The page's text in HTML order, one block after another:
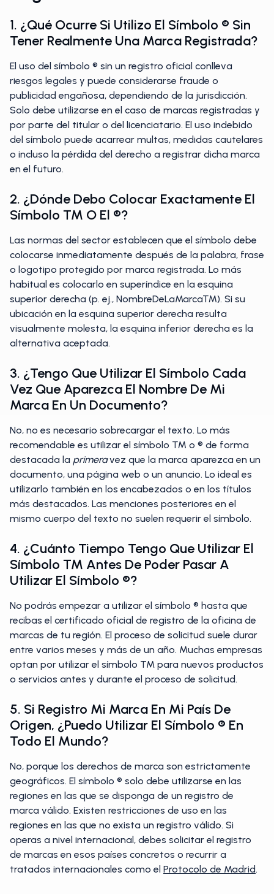
1. ¿Qué Ocurre Si Utilizo El Símbolo ® Sin
Tener Realmente Una Marca Registrada?
El uso del símbolo ® sin un registro oficial conlleva
riesgos legales y puede considerarse fraude o
publicidad engañosa, dependiendo de la jurisdicción.
Solo debe utilizarse en el caso de marcas registradas y
por parte del titular o del licenciatario. El uso indebido
del símbolo puede acarrear multas, medidas cautelares
o incluso la pérdida del derecho a registrar dicha marca
en el futuro.
2. ¿Dónde Debo Colocar Exactamente El
Símbolo ™ O El ®?
Las normas del sector establecen que el símbolo debe
colocarse inmediatamente después de la palabra, frase
o logotipo protegido por marca registrada. Lo más
habitual es colocarlo en superíndice en la esquina
superior derecha (p. ej., NombreDeLaMarca™). Si su
ubicación en la esquina superior derecha resulta
visualmente molesta, la esquina inferior derecha es la
alternativa aceptada.
3. ¿Tengo Que Utilizar El Símbolo Cada
Vez Que Aparezca El Nombre De Mi
Marca En Un Documento?
No, no es necesario sobrecargar el texto. Lo más
recomendable es utilizar el símbolo ™ o ® de forma
destacada la primeravez que la marca aparezca en un
documento, una página web o un anuncio. Lo ideal es
utilizarlo también en los encabezados o en los títulos
más destacados. Las menciones posteriores en el
mismo cuerpo del texto no suelen requerir el símbolo.
4. ¿Cuánto Tiempo Tengo Que Utilizar El
Símbolo ™ Antes De Poder Pasar A
Utilizar El Símbolo ®?
No podrás empezar a utilizar el símbolo ® hasta que
recibas el certificado oficial de registro de la oficina de
marcas de tu región. El proceso de solicitud suele durar
entre varios meses y más de un año. Muchas empresas
optan por utilizar el símbolo TM para nuevos productos
o servicios antes y durante el proceso de solicitud.
5. Si Registro Mi Marca En Mi País De
Origen, ¿puedo Utilizar El Símbolo ® En
Todo El Mundo?
No, porque los derechos de marca son estrictamente
geográficos. El símbolo ® solo debe utilizarse en las
regiones en las que se disponga de un registro de
marca válido. Existen restricciones de uso en las
regiones en las que no exista un registro válido. Si
operas a nivel internacional, debes solicitar el registro
de marcas en esos países concretos o recurrir a
tratados internacionales como el Protocolo de Madrid.